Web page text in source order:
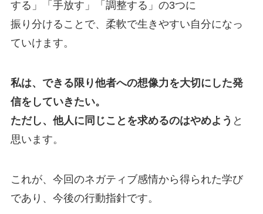
する」「手放す」「調整する」の3つに
振り分けることで、柔軟で生きやすい自分になっ
ていけます。
私は、できる限り他者への想像力を大切にした発
信をしていきたい。
ただし、他人に同じことを求めるのはやめよう と
思います。
これが、今回のネガティブ感情から得られた学び
であり、今後の行動指針です。